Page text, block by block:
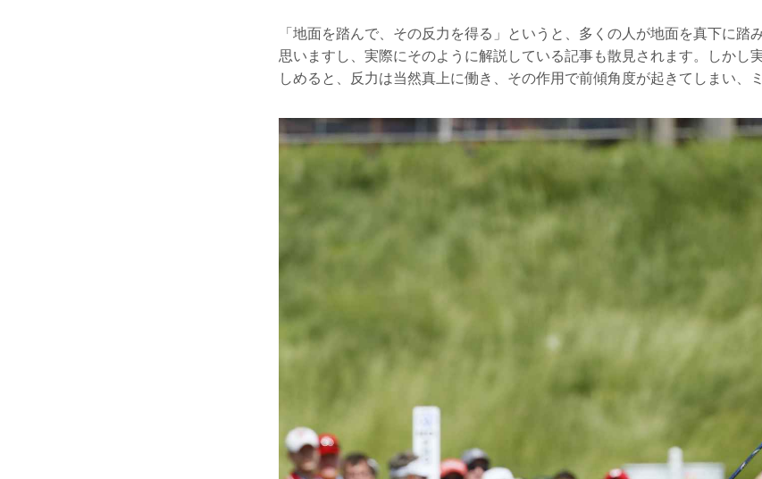
「地面を踏んで、その反力を得る」というと、多くの人が地面を真下に踏
思いますし、実際にそのように解説している記事も散見されます。しかし
しめると、反力は当然真上に働き、その作用で前傾角度が起きてしまい、